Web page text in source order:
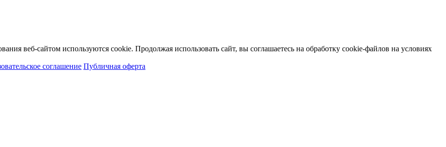
веб-сайтом используются cookie. Продолжая использовать сайт, вы соглашаетесь на обработку cookie-файлов на условиях
соглашение Публичная оферта